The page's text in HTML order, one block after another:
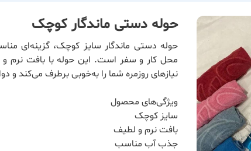
حوله دستی ماندگار کوچک
حوله دستی ماندگار سایز کوچک، گزینه‌ای
محل کار و سفر است. این حوله با بافت
نیازهای روزمره شما را به‌خوبی برطرف می‌کند و
ویژگی‌های محصول
سایز کوچک
بافت نرم و لطیف
جذب آب مناسب